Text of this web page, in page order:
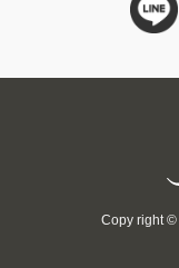
Copy right ©